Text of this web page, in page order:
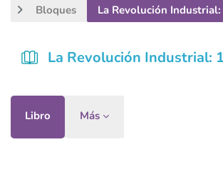
Bloques La Revolución
La Revolución Industrial:
Libro Más